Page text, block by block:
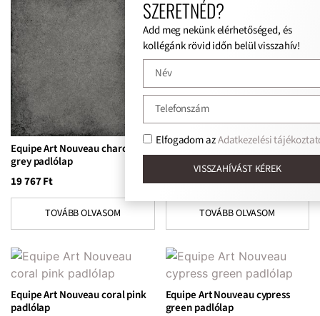
Equipe Art Nouveau charcoal
grey padlólap
19 767Ft
TOVÁBB OLVASOM
Equipe Art Nouveau cinema
grey padlólap
22 401Ft
TOVÁBB OLVASOM
Equipe Art Nouveau coral pink
padlólap
Equipe Art Nouveau cypress
green padlólap
SZERETNÉD?
Add meg nekünk elérhetőséged, és
kollégánk rövid időn belül visszahív!
Elfogadom azAdatkezelési
VISSZAHÍVÁST KÉREK